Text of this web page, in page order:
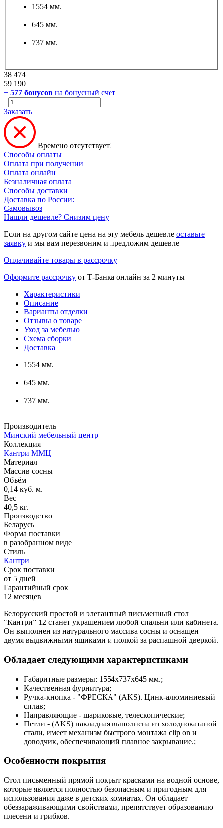
1554 мм.
645 мм.
737 мм.
38 474
59 190
+ 577 бонусов на бонусный счет
-
+
Заказать
Времено отсутствует!
Способы оплаты
Оплата при получении
Оплата онлайн
Безналичная оплата
Способы доставки
Доставка по России:
Самовывоз
Нашли дешевле? Снизим цену
Если на другом сайте цена на эту мебель дешевле оставьте
заявку и мы вам перезвоним и предложим дешевле
Оплачивайте товары в рассрочку
Оформите рассрочку от Т-Банка онлайн за 2 минуты
Характеристики
Описание
Варианты отделки
Отзывы о товаре
Уход за мебелью
Схема сборки
Доставка
1554 мм.
645 мм.
737 мм.
Производитель
Минский мебельный центр
Коллекция
Кантри ММЦ
Материал
Массив сосны
Объём
0,14 куб. м.
Вес
40,5 кг.
Производство
Беларусь
Форма поставки
в разобранном виде
Стиль
Кантри
Срок поставки
от 5 дней
Гарантийный срок
12 месяцев
Белорусский простой и элегантный письменный стол
“Кантри” 12 станет украшением любой спальни или кабинета.
Он выполнен из натурального массива сосны и оснащен
двумя выдвижными ящиками и полкой за распашной дверкой.
Обладает следующими характеристиками
Габаритные размеры: 1554х737х645 мм.;
Качественная фурнитура;
Ручка-кнопка - "ФРЕСКА" (AKS). Цинк-алюминиевый
сплав;
Направляющие - шариковые, телескопические;
Петли - (AKS) накладная выполнена из холоднокатаной
стали, имеет механизм быстрого монтажа clip on и
доводчик, обеспечивающий плавное закрывание.;
Особенности покрытия
Стол письменный прямой покрыт красками на водной основе,
которые является полностью безопасным и пригодным для
использования даже в детских комнатах. Он обладает
обеззараживающими свойствами, препятствует образованию
плесени и грибков.